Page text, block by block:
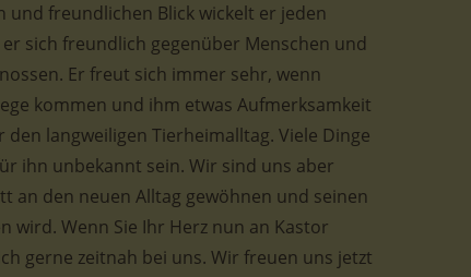
freundlichen Blick wickelt er jeden
sich freundlich gegenüber Menschen und
Er freut sich immer sehr, wenn
kommen und ihm etwas Aufmerksamkeit
langweiligen Tierheimalltag. Viele Dinge
ihn unbekannt sein. Wir sind uns aber
an den neuen Alltag gewöhnen und seinen
wird. Wenn Sie Ihr Herz nun an Kastor
gerne zeitnah bei uns. Wir freuen uns jetzt